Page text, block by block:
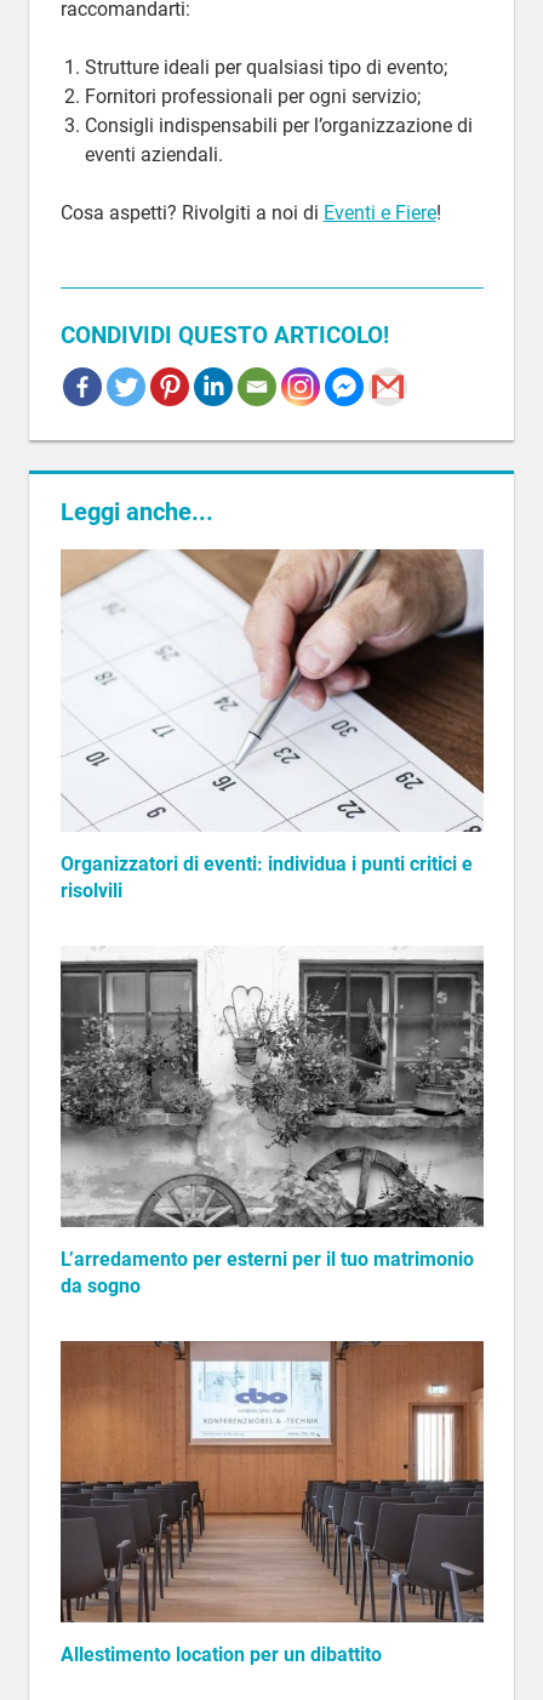
raccomandarti:
Strutture ideali per qualsiasi tipo di evento;
Fornitori professionali per ogni servizio;
Consigli indispensabili per l’organizzazione di
eventi aziendali.
Cosa aspetti? Rivolgiti a noi di Eventi e Fiere!
CONDIVIDI QUESTO ARTICOLO!
AZIENDALE
LOCATION
LOCATION
EVENTI
Leggi anche...
Organizzatori di eventi: individua i punti critici e
risolvili
L’arredamento per esterni per il tuo matrimonio
da sogno
Allestimento location per un dibattito